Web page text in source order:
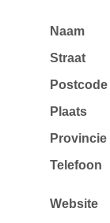
Naam
Straat
Postcode
Plaats
Provincie
Telefoon
Website